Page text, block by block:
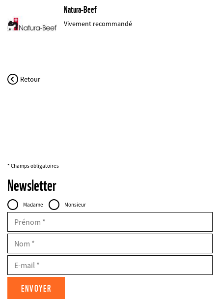
Natura-Beef
Vivement recommandé
Retour
* Champs obligatoires
Newsletter
FIELDSET
Personal
Data
Civilité
Madame Monsieur
Prénom
Nom